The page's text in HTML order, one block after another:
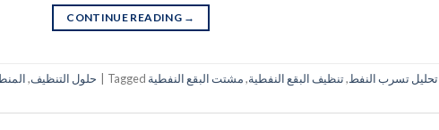
CONTINUE READING →
حلول التنظيف, Tagged تحليل تسرب النفط,تنظيف البقع النفطية,مشتت البقع النفطية